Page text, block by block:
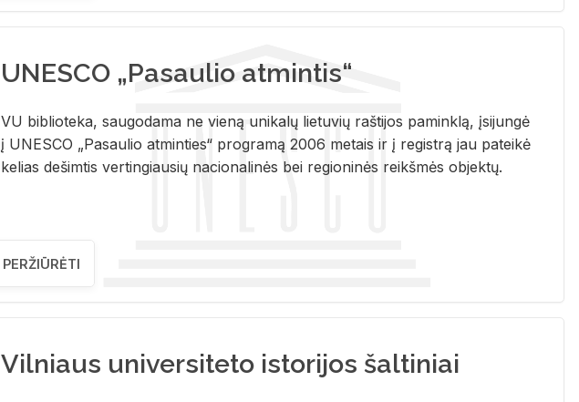
UNESCO „Pasaulio atmintis“
VU biblioteka, saugodama ne vieną unikalų lietuvių raštijos paminklą, įsijungė
į UNESCO „Pasaulio atminties“ programą 2006 metais ir į registrą jau pateikė
kelias dešimtis vertingiausių nacionalinės bei regioninės reikšmės objektų.
PERŽIŪRĖTI
Vilniaus universiteto istorijos šaltiniai